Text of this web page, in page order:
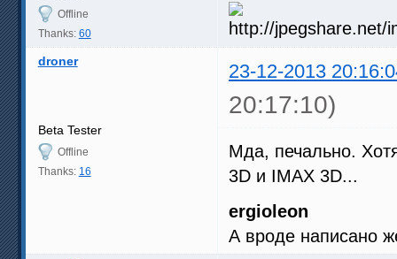
Offline
Thanks: 60
droner 23-12-2013
20:17:10)
Beta Tester
Offline
Thanks: 16
Мда, печально.
3D и IMAX 3D...
ergioleon
А вроде написано